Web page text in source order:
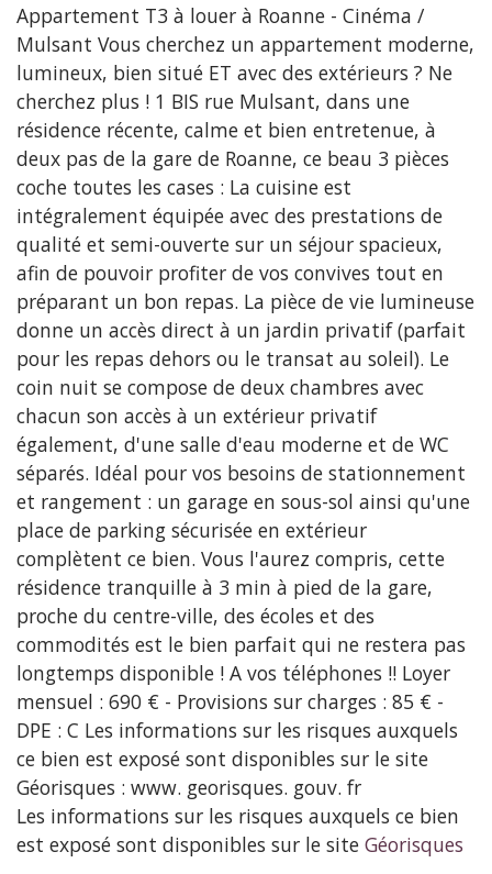
Appartement T3 à louer à Roanne - Cinéma /
Mulsant Vous cherchez un appartement moderne,
lumineux, bien situé ET avec des extérieurs ? Ne
cherchez plus ! 1 BIS rue Mulsant, dans une
résidence récente, calme et bien entretenue, à
deux pas de la gare de Roanne, ce beau 3 pièces
coche toutes les cases : La cuisine est
intégralement équipée avec des prestations de
qualité et semi-ouverte sur un séjour spacieux,
afin de pouvoir profiter de vos convives tout en
préparant un bon repas. La pièce de vie lumineuse
donne un accès direct à un jardin privatif (parfait
pour les repas dehors ou le transat au soleil). Le
coin nuit se compose de deux chambres avec
chacun son accès à un extérieur privatif
également, d'une salle d'eau moderne et de WC
séparés. Idéal pour vos besoins de stationnement
et rangement : un garage en sous-sol ainsi qu'une
place de parking sécurisée en extérieur
complètent ce bien. Vous l'aurez compris, cette
résidence tranquille à 3 min à pied de la gare,
proche du centre-ville, des écoles et des
commodités est le bien parfait qui ne restera pas
longtemps disponible ! A vos téléphones !! Loyer
mensuel : 690 € - Provisions sur charges : 85 € -
DPE : C Les informations sur les risques auxquels
ce bien est exposé sont disponibles sur le site
Géorisques : www. georisques. gouv. fr
Les informations sur les risques auxquels ce bien
est exposé sont disponibles sur le site Géorisques